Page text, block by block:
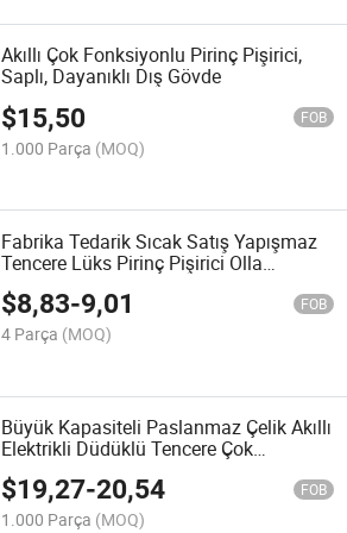
Akıllı Çok Fonksiyonlu Pirinç Pişirici,
Saplı, Dayanıklı Dış Gövde
$15,50 FOB
1.000 Parça (MOQ)
Fabrika Tedarik Sıcak Satış Yapışmaz
Tencere Lüks Pirinç Pişirici Olla
Arrocera
$8,83-9,01 FOB
4 Parça (MOQ)
Büyük Kapasiteli Paslanmaz Çelik Akıllı
Elektrikli Düdüklü Tencere Çok
Fonksiyonlu
$19,27-20,54 FOB
1.000 Parça (MOQ)